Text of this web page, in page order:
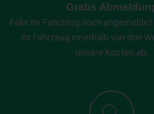
Gratis
Falls Ihr Fahrzeug noch
Ihr Fahrzeug innerhalb von drei
unsere Kosten ab.